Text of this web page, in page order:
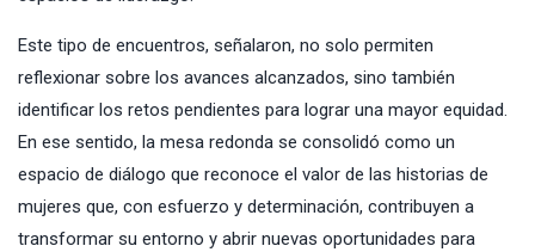
Este tipo de encuentros, señalaron, no solo permiten
reflexionar sobre los avances alcanzados, sino también
identificar los retos pendientes para lograr una mayor equidad.
En ese sentido, la mesa redonda se consolidó como un
espacio de diálogo que reconoce el valor de las historias de
mujeres que, con esfuerzo y determinación, contribuyen a
transformar su entorno y abrir nuevas oportunidades para